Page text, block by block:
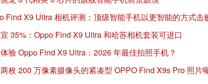
Find X9 Ultra 相机评测：顶级智能手机以更智能的方式击
35%：Oppo Find X9 Ultra 和哈苏相机套装可进口
验 Oppo Find X9 Ultra：2026 年最佳拍照手机？
枚 200 万像素摄像头的紧凑型 OPPO Find X9s Pro 照片